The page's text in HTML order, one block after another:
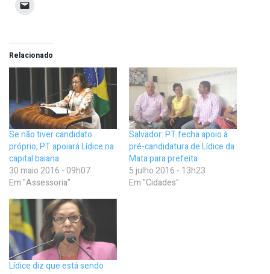
Relacionado
Se não tiver candidato
próprio, PT apoiará Lídice na
capital baiana
30 maio 2016 - 09h07
Em "Assessoria"
Salvador: PT fecha apoio à
pré-candidatura de Lídice da
Mata para prefeita
5 julho 2016 - 13h23
Em "Cidades"
Lídice diz que está sendo